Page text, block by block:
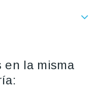
en la misma